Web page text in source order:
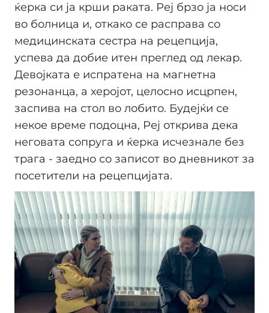
ќерка си ја крши раката. Реј брзо ја носи
во болница и, откако се расправа со
медицинската сестра на рецепција,
успева да добие итен преглед од лекар.
Девојката е испратена на магнетна
резонанца, а херојот, целосно исцрпен,
заспива на стол во лобито. Будејќи се
некое време подоцна, Реј открива дека
неговата сопруга и ќерка исчезнале без
трага - заедно со записот во дневникот за
посетители на рецепцијата.